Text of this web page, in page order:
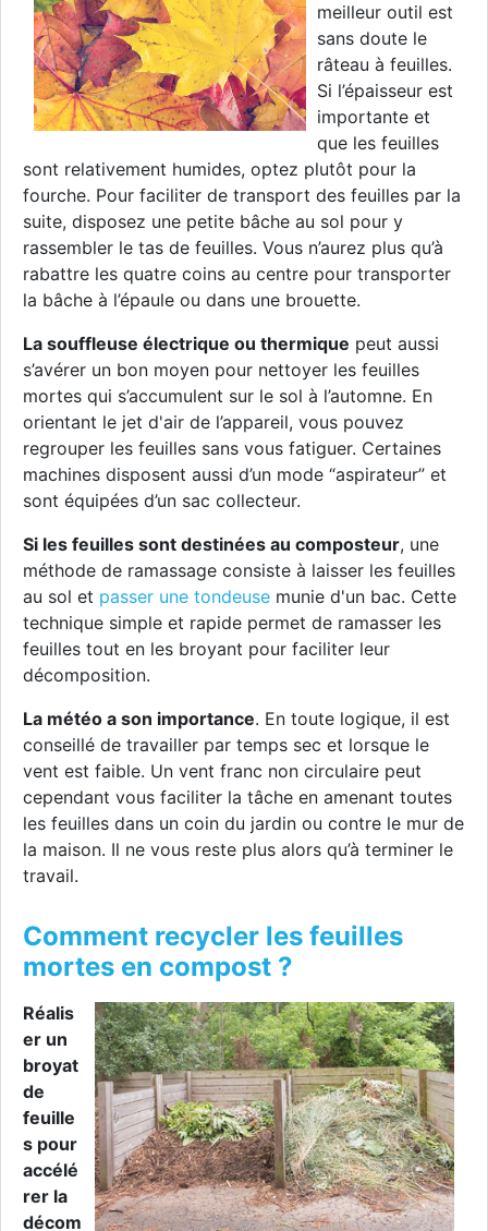
meilleur outil est
sans doute le
râteau à feuilles.
Si l’épaisseur est
importante et
que les feuilles
sont relativement humides, optez plutôt pour la
fourche. Pour faciliter de transport des feuilles par la
suite, disposez une petite bâche au sol pour y
rassembler le tas de feuilles. Vous n’aurez plus qu’à
rabattre les quatre coins au centre pour transporter
la bâche à l’épaule ou dans une brouette.
La souffleuse électrique ou thermique peut aussi
s’avérer un bon moyen pour nettoyer les feuilles
mortes qui s’accumulent sur le sol à l’automne. En
orientant le jet d'air de l’appareil, vous pouvez
regrouper les feuilles sans vous fatiguer. Certaines
machines disposent aussi d’un mode “aspirateur” et
sont équipées d’un sac collecteur.
Si les feuilles sont destinées au composteur, une
méthode de ramassage consiste à laisser les feuilles
au sol et passer une tondeuse munie d'un bac. Cette
technique simple et rapide permet de ramasser les
feuilles tout en les broyant pour faciliter leur
décomposition.
La météo a son importance. En toute logique, il est
conseillé de travailler par temps sec et lorsque le
vent est faible. Un vent franc non circulaire peut
cependant vous faciliter la tâche en amenant toutes
les feuilles dans un coin du jardin ou contre le mur de
la maison. Il ne vous reste plus alors qu’à terminer le
travail.
Comment recycler les feuilles
mortes en compost ?
Réalis
er un
broyat
de
feuille
s pour
accélé
rer la
décom